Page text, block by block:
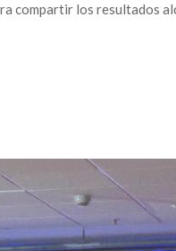
compartir los resultados